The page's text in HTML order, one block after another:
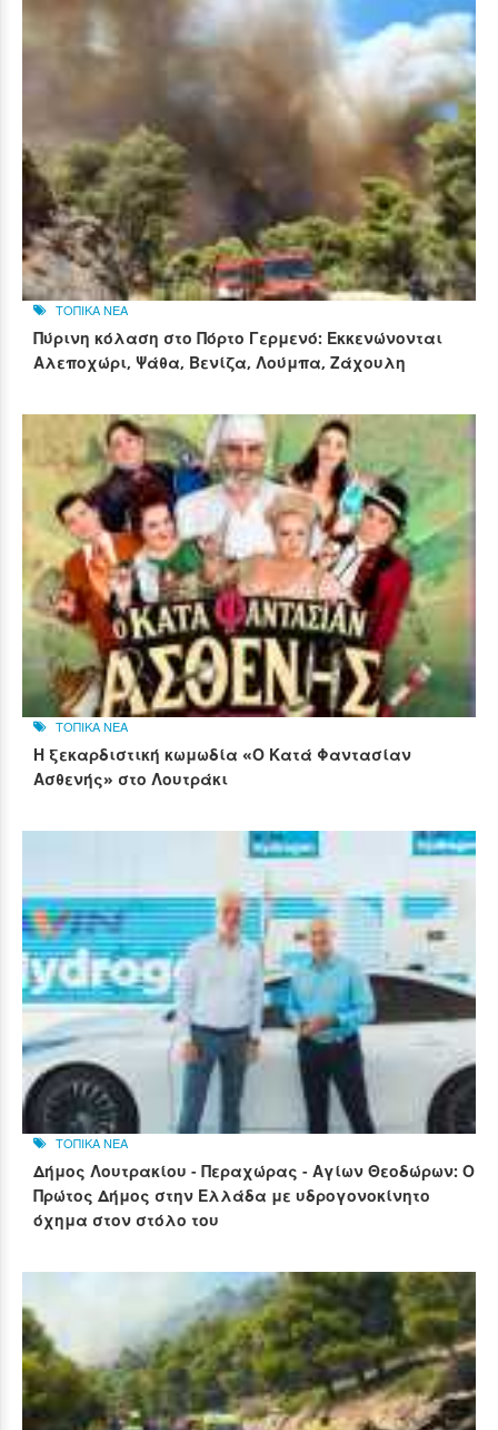
ΤΟΠΙΚΑ ΝΕΑ
Πύρινη κόλαση στο Πόρτο Γερμενό: Εκκενώνονται
Αλεποχώρι, Ψάθα, Βενίζα, Λούμπα, Ζάχουλη
ΤΟΠΙΚΑ ΝΕΑ
Η ξεκαρδιστική κωμωδία «Ο Κατά Φαντασίαν
Ασθενής» στο Λουτράκι
ΤΟΠΙΚΑ ΝΕΑ
Δήμος Λουτρακίου - Περαχώρας - Αγίων Θεοδώρων: Ο
Πρώτος Δήμος στην Ελλάδα με υδρογονοκίνητο
όχημα στον στόλο του